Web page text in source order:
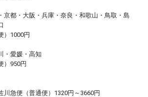
京都・大阪・兵庫・奈良・和歌山・鳥取・島
1000円
・愛媛・高知
）950円
急便（普通便）1320円～3660円